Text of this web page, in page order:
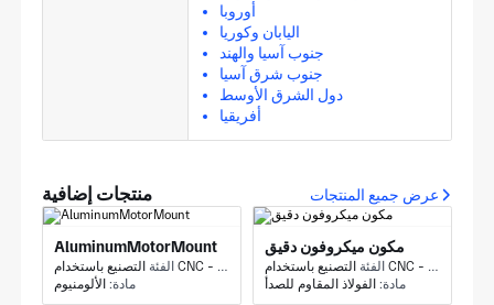
أوروبا
اليابان وكوريا
جنوب آسيا والهند
جنوب شرق آسيا
دول الشرق الأوسط
أفريقيا
منتجات إضافية عرض جميع المنتجات
AluminumMotorMount
الفئة
التصنيع باستخدام CNC - الطحن والطحن باستخدام CNC
مادة: الألومنيوم
مكون ميكروفون دقيق
الفئة
مادة: الفولاذ المقاوم للصدأ